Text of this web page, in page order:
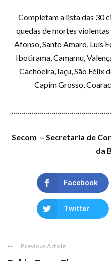
Completam a lista das 30
quedas de mortes violentas
Afonso, Santo Amaro, Luís
Ibotirama, Camamu,
Cachoeira, Iaçu, São Félix
Capim Grosso,
Secom – Secretaria de
da
Facebook
Twitter
Previous Article